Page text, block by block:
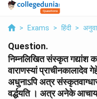
> Exams > हिंदी >
Question.
निम्नलिखित संस्कृत गद्यांश
वाराणस्यां प्राचीनकालादेव गेहे
अधुनाऽपि अत्र
वर्द्धयति । अत्र अनेके